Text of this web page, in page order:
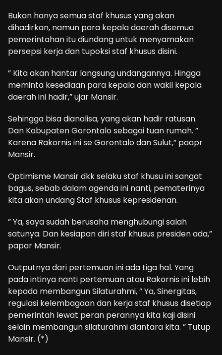
Bukan hanya semua staf khusus yang akan
dihadirkan, namun para kepala daerah disemua
pemerintahan itu diundang untuk menyamakan
persepsi kerja dan tupoksi staf khusus disini.
” Kita akan hantar langsung undangannya. Hingga
meminta kesediaan para kepala dan wakil kepala
daerah ini hadir,” ujar Mansir.
Sehingga bisa dianalisa, yang akan hadir ratusan.
Dan Kabupaten Gorontalo sebagai tuan rumah. ”
Karena Rakornis ini se Gorontalo dan Sulut,” paapr
Mansir.
Optimisme Mansir dkk selaku staf khusu ini sangat
bagus, sebab dalam agenda ini nanti, pematerinya
kita akan undang Staf khusus kepresidenan.
” Ya, saya sudah berusaha menghubungi salah
satunya. Dan kesiapan diri staf khusus presiden ada,”
papar Mansir.
Outputnya dari pertemuan ini ada tiga hal. Yang
pada intinya nanti pertemuan atau Rakornis ini lebih
kepada membangun Silaturahmi, ” Ya, Sinergitas,
regulasi kelembagaan dan kerja staf khusus disetiap
pemerintah lewat peran perannya kita kaji disini
selain membangun silaturahmi diantara kita. ” Tutup
Mansir. (*)